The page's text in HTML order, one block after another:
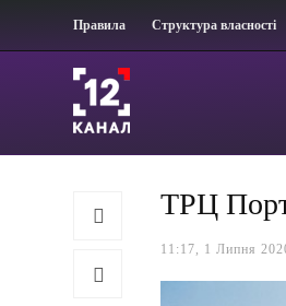
Правила Структура власності
ТРЦ
11:17, 1 Липня